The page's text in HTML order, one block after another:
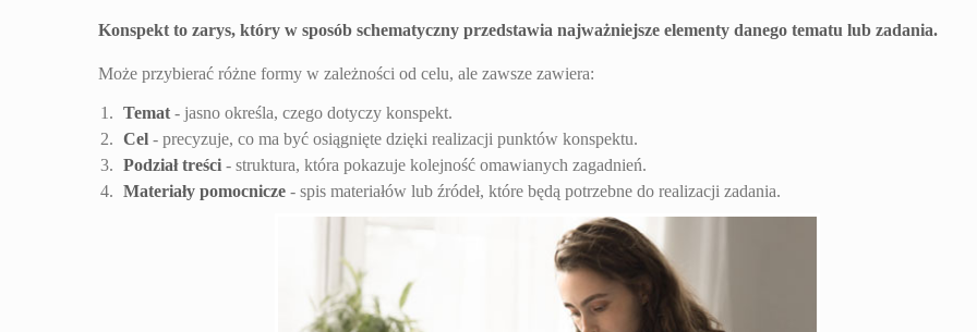
Konspekt to zarys, który w sposób schematyczny przedstawia najważniejsze elementy danego tematu lub zadania.
Może przybierać różne formy w zależności od celu, ale zawsze zawiera:
Temat - jasno określa, czego dotyczy konspekt.
Cel - precyzuje, co ma być osiągnięte dzięki realizacji punktów konspektu.
Podział treści - struktura, która pokazuje kolejność omawianych zagadnień.
Materiały pomocnicze - spis materiałów lub źródeł, które będą potrzebne do realizacji zadania.